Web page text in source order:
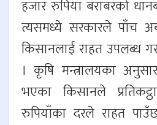
हजार रुपियाँ बराबरको
त्यसमध्ये सरकारले पाँच
किसानलाई राहत उपलब्ध
। कृषि मन्त्रालयका
भएका किसानले
रुपियाँका दरले राहत